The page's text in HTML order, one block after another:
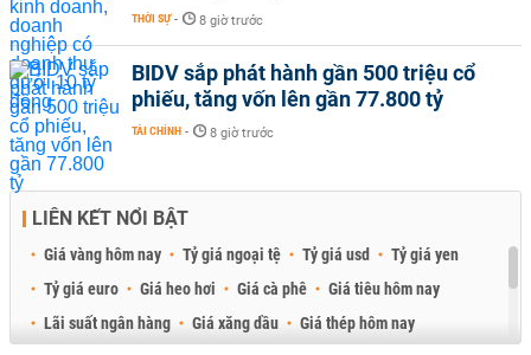
THỜI SỰ - 8 giờ trước
BIDV sắp phát hành gần 500 triệu cổ
phiếu, tăng vốn lên gần 77.800 tỷ
TÀI CHÍNH - 8 giờ trước
LIÊN KẾT NỔI BẬT
Giá vàng hôm nay Tỷ giá ngoại tệ Tỷ giá usd
Tỷ giá yen
Tỷ giá euro
Giá heo hơi Giá cà phê
Giá tiêu hôm nay
Lãi suất ngân hàng
Giá xăng dầu
Giá thép hôm nay